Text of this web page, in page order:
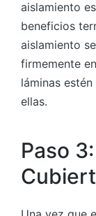
aislamiento
beneficios
aislamiento
firmemente
láminas
ellas.
Paso